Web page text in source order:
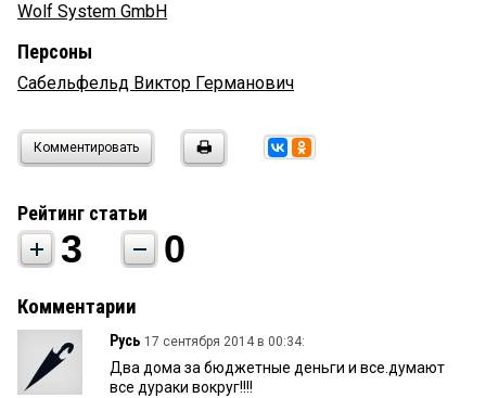
Wolf System GmbH
Персоны
Сабельфельд Виктор Германович
Комментировать
Рейтинг статьи
3 0
Комментарии
Русь 17 сентября 2014 в 00:34:
Два дома за бюджетные деньги и все.думают
все дураки вокруг!!!!